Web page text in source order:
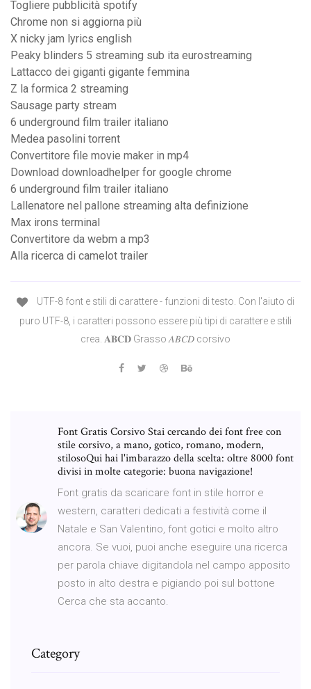
Togliere pubblicità spotify
Chrome non si aggiorna più
X nicky jam lyrics english
Peaky blinders 5 streaming sub ita eurostreaming
Lattacco dei giganti gigante femmina
Z la formica 2 streaming
Sausage party stream
6 underground film trailer italiano
Medea pasolini torrent
Convertitore file movie maker in mp4
Download downloadhelper for google chrome
6 underground film trailer italiano
Lallenatore nel pallone streaming alta definizione
Max irons terminal
Convertitore da webm a mp3
Alla ricerca di camelot trailer
UTF-8 font e stili di carattere - funzioni di testo. Con l'aiuto di
puro UTF-8, i caratteri possono essere più tipi di carattere e stili
crea. 𝐀𝐁𝐂𝐃 Grasso 𝐴𝐵𝐶𝐷 corsivo
Font Gratis Corsivo Stai cercando dei font free con
stile corsivo, a mano, gotico, romano, modern,
stilosoQui hai l'imbarazzo della scelta: oltre 8000 font
divisi in molte categorie: buona navigazione!
Font gratis da scaricare font in stile horror e
western, caratteri dedicati a festività come il
Natale e San Valentino, font gotici e molto altro
ancora. Se vuoi, puoi anche eseguire una ricerca
per parola chiave digitandola nel campo apposito
posto in alto destra e pigiando poi sul bottone
Cerca che sta accanto.
Category